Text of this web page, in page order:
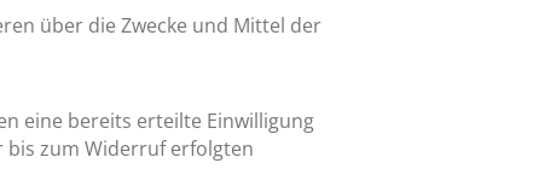
über die Zwecke und Mittel der
eine bereits erteilte Einwilligung
bis zum Widerruf erfolgten